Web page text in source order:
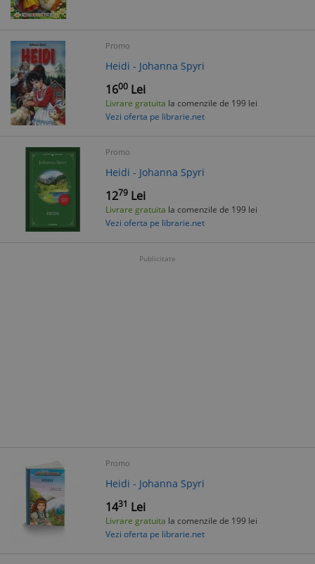
Promo
Heidi - Johanna Spyri
1600 Lei
Livrare gratuita la comenzile de 199 lei
Vezi oferta pe librarie.net
Promo
Heidi - Johanna Spyri
1279 Lei
Livrare gratuita la comenzile de 199 lei
Vezi oferta pe librarie.net
Publicitate
Promo
Heidi - Johanna Spyri
1431 Lei
Livrare gratuita la comenzile de 199 lei
Vezi oferta pe librarie.net